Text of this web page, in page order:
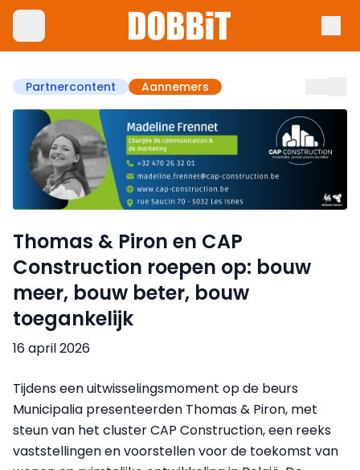
Partnercontent Aannemers
Thomas & Piron en CAP
Construction roepen op: bouw
meer, bouw beter, bouw
toegankelijk
16 april 2026
Tijdens een uitwisselingsmoment op de beurs
Municipalia presenteerden Thomas & Piron, met
steun van het cluster CAP Construction, een reeks
vaststellingen en voorstellen voor de toekomst van